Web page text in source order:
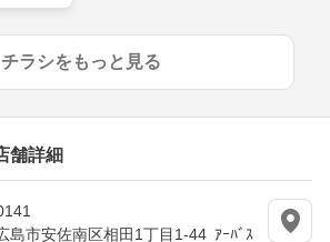
チラシをもっと見る
舗詳細
島市安佐南区相田1丁目1-44 ｱｰﾊﾞｽ